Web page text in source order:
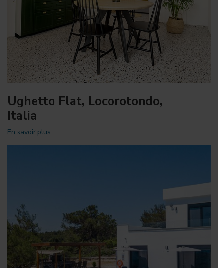
Ughetto Flat, Locorotondo,
Italia
En savoir plus